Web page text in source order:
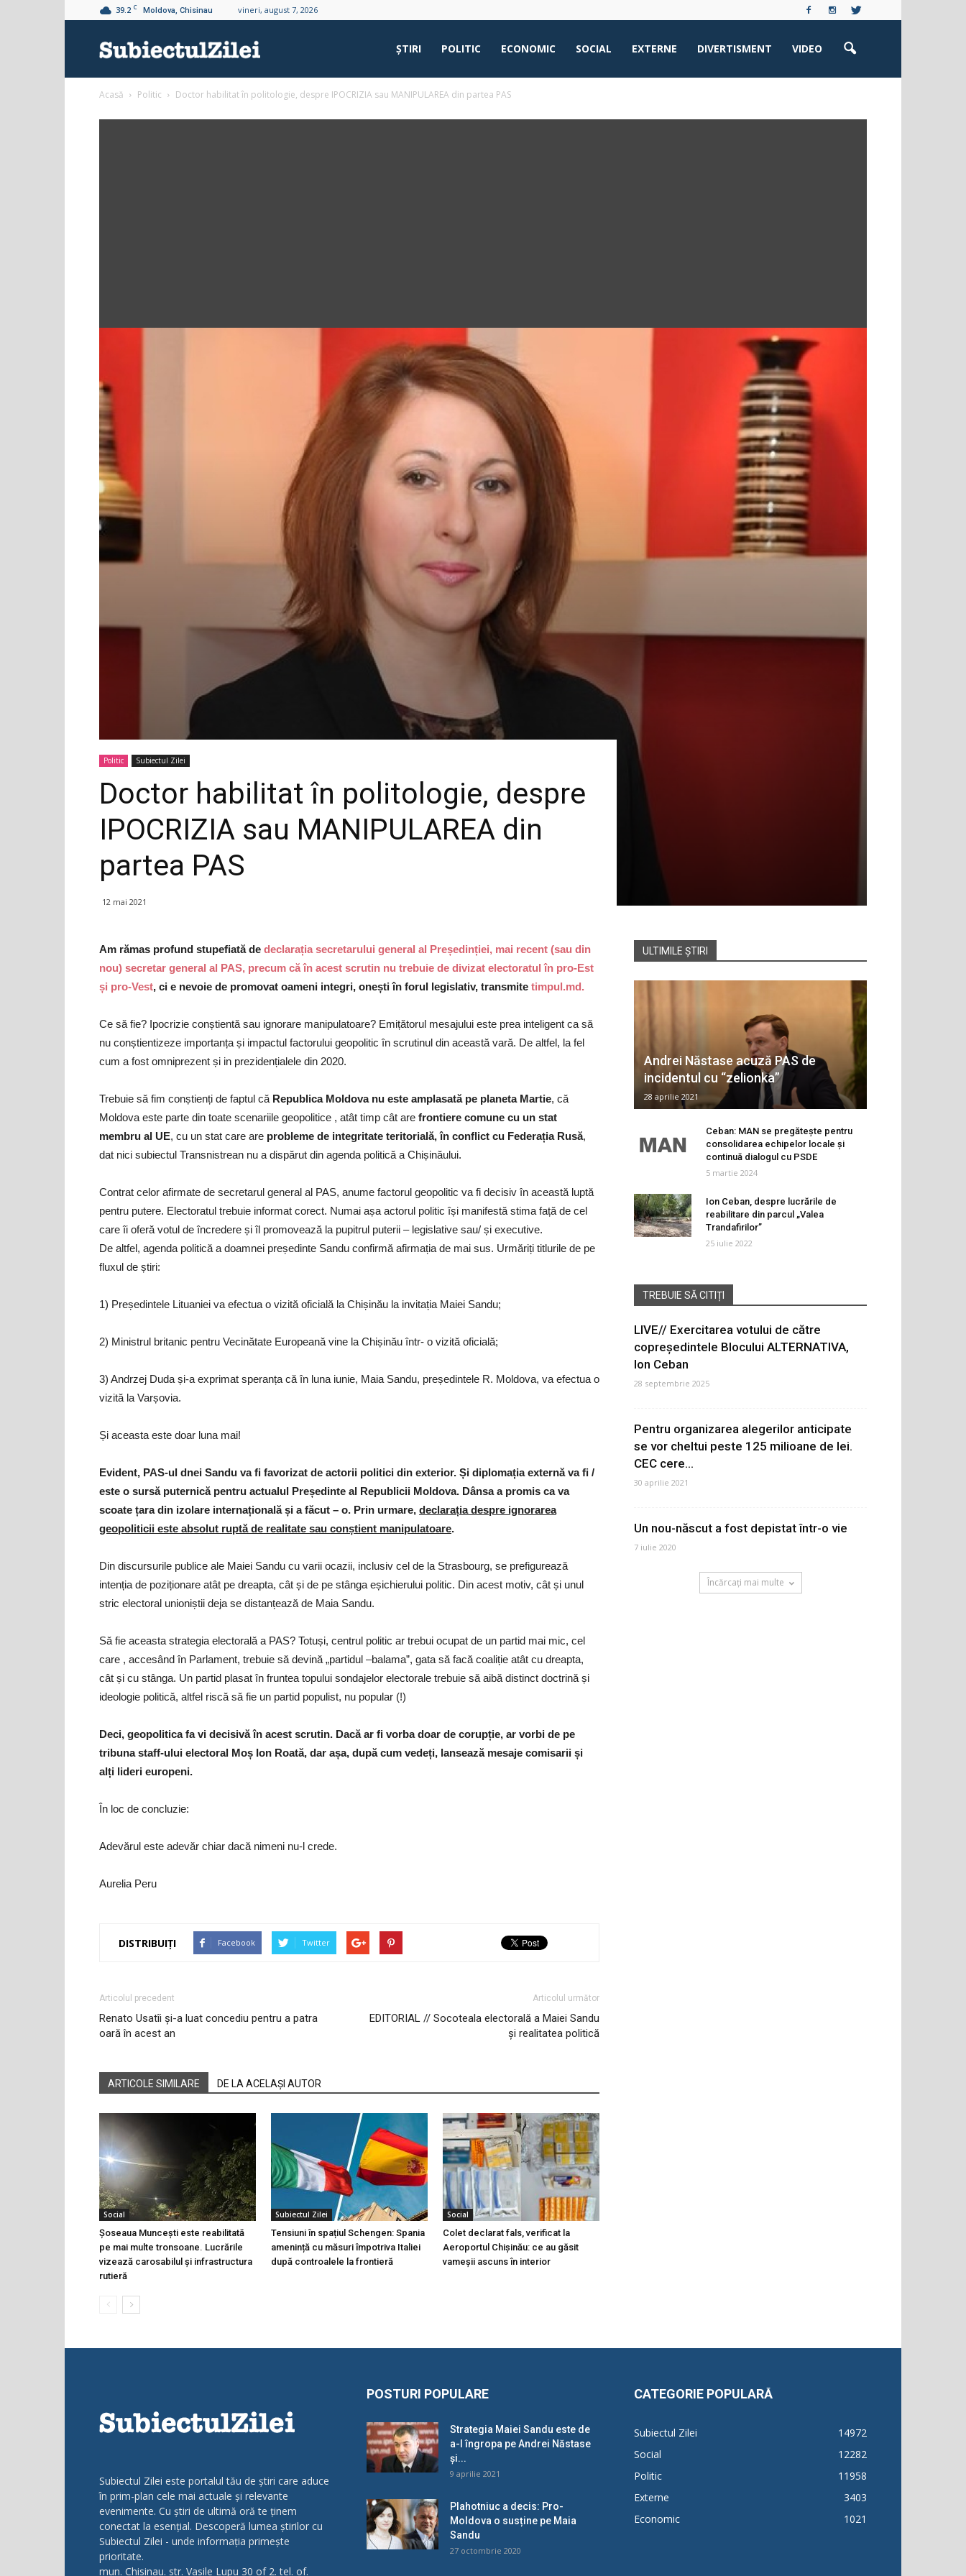
39.2 C Moldova, Chisinau vineri, august 7, 2026
ŞTIRI POLITIC ECONOMIC SOCIAL EXTERNE DIVERTISMENT VIDEO
Acasă Politic Doctor habilitat în politologie, despre IPOCRIZIA sau MANIPULAREA din partea PAS
Politic Subiectul Zilei
Doctor habilitat în politologie, despre
IPOCRIZIA sau MANIPULAREA din
partea PAS
12 mai 2021
Am rămas profund stupefiată de declarația secretarului general al Președinției, mai recent (sau din
nou) secretar general al PAS, precum că în acest scrutin nu trebuie de divizat electoratul în pro-Est
și pro-Vest, ci e nevoie de promovat oameni integri, onești în forul legislativ, transmite timpul.md.
Ce să fie? Ipocrizie conștientă sau ignorare manipulatoare? Emițătorul mesajului este prea inteligent ca să
nu conștientizeze importanța și impactul factorului geopolitic în scrutinul din această vară. De altfel, la fel
cum a fost omniprezent și in prezidențialele din 2020.
Trebuie să fim conștienți de faptul că Republica Moldova nu este amplasată pe planeta Martie, că
Moldova este parte din toate scenariile geopolitice , atât timp cât are frontiere comune cu un stat
membru al UE, cu un stat care are probleme de integritate teritorială, în conflict cu Federația Rusă,
dat nici subiectul Transnistrean nu a dispărut din agenda politică a Chișinăului.
Contrat celor afirmate de secretarul general al PAS, anume factorul geopolitic va fi decisiv în această luptă
pentru putere. Electoratul trebuie informat corect. Numai așa actorul politic își manifestă stima față de cel
care îi oferă votul de încredere și îl promovează la pupitrul puterii – legislative sau/ și executive.
De altfel, agenda politică a doamnei președinte Sandu confirmă afirmația de mai sus. Urmăriți titlurile de pe
fluxul de știri:
1) Președintele Lituaniei va efectua o vizită oficială la Chișinău la invitația Maiei Sandu;
2) Ministrul britanic pentru Vecinătate Europeană vine la Chișinău într- o vizită oficială;
3) Andrzej Duda și-a exprimat speranța că în luna iunie, Maia Sandu, președintele R. Moldova, va efectua o
vizită la Varșovia.
Și aceasta este doar luna mai!
Evident, PAS-ul dnei Sandu va fi favorizat de actorii politici din exterior. Și diplomația externă va fi /
este o sursă puternică pentru actualul Președinte al Republicii Moldova. Dânsa a promis ca va
scoate țara din izolare internațională și a făcut – o. Prin urmare, declarația despre ignorarea
geopoliticii este absolut ruptă de realitate sau conștient manipulatoare.
Din discursurile publice ale Maiei Sandu cu varii ocazii, inclusiv cel de la Strasbourg, se prefigurează
intenția de poziționare atât pe dreapta, cât și de pe stânga eșichierului politic. Din acest motiv, cât și unul
stric electoral unioniștii deja se distanțează de Maia Sandu.
Să fie aceasta strategia electorală a PAS? Totuși, centrul politic ar trebui ocupat de un partid mai mic, cel
care , accesând în Parlament, trebuie să devină „partidul –balama”, gata să facă coaliție atât cu dreapta,
cât și cu stânga. Un partid plasat în fruntea topului sondajelor electorale trebuie să aibă distinct doctrină și
ideologie politică, altfel riscă să fie un partid populist, nu popular (!)
Deci, geopolitica fa vi decisivă în acest scrutin. Dacă ar fi vorba doar de corupție, ar vorbi de pe
tribuna staff-ului electoral Moș Ion Roată, dar așa, după cum vedeți, lansează mesaje comisarii și
alți lideri europeni.
În loc de concluzie:
Adevărul este adevăr chiar dacă nimeni nu-l crede.
Aurelia Peru
DISTRIBUIȚI Facebook Twitter
Articolul precedent
Renato Usatîi și-a luat concediu pentru a patra
oară în acest an
Articolul următor
EDITORIAL // Socoteala electorală a Maiei Sandu
și realitatea politică
ARTICOLE SIMILARE DE LA ACELAȘI AUTOR
Social
Șoseaua Muncești este reabilitată
pe mai multe tronsoane. Lucrările
vizează carosabilul și infrastructura
rutieră
Subiectul Zilei
Tensiuni în spațiul Schengen: Spania
amenință cu măsuri împotriva Italiei
după controalele la frontieră
Social
Colet declarat fals, verificat la
Aeroportul Chișinău: ce au găsit
vameșii ascuns în interior
ULTIMILE ȘTIRI
Andrei Năstase acuză PAS de
incidentul cu “zelionka”
28 aprilie 2021
Ceban: MAN se pregătește pentru
consolidarea echipelor locale și
continuă dialogul cu PSDE
5 martie 2024
Ion Ceban, despre lucrările de
reabilitare din parcul „Valea
Trandafirilor”
25 iulie 2022
TREBUIE SĂ CITIȚI
LIVE// Exercitarea votului de către
copreședintele Blocului ALTERNATIVA,
Ion Ceban
28 septembrie 2025
Pentru organizarea alegerilor anticipate
se vor cheltui peste 125 milioane de lei.
CEC cere...
30 aprilie 2021
Un nou-născut a fost depistat într-o vie
7 iulie 2020
Încărcați mai multe
Subiectul Zilei este portalul tău de știri care aduce
în prim-plan cele mai actuale și relevante
evenimente. Cu știri de ultimă oră te ținem
conectat la esențial. Descoperă lumea știrilor cu
Subiectul Zilei - unde informația primește
prioritate.
mun. Chisinau. str. Vasile Lupu 30 of 2. tel. of.
POSTURI POPULARE
Strategia Maiei Sandu este de
a-l îngropa pe Andrei Năstase
și...
9 aprilie 2021
Plahotniuc a decis: Pro-
Moldova o susține pe Maia
Sandu
27 octombrie 2020
CATEGORIE POPULARĂ
Subiectul Zilei
14972
Social
12282
Politic
11958
Externe
3403
Economic
1021